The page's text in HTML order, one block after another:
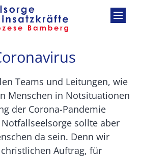
Teams und Leitungen, wie
Menschen in Notsituationen
der Corona-Pandemie
sollte aber
da sein. Denn wir
Auftrag, für